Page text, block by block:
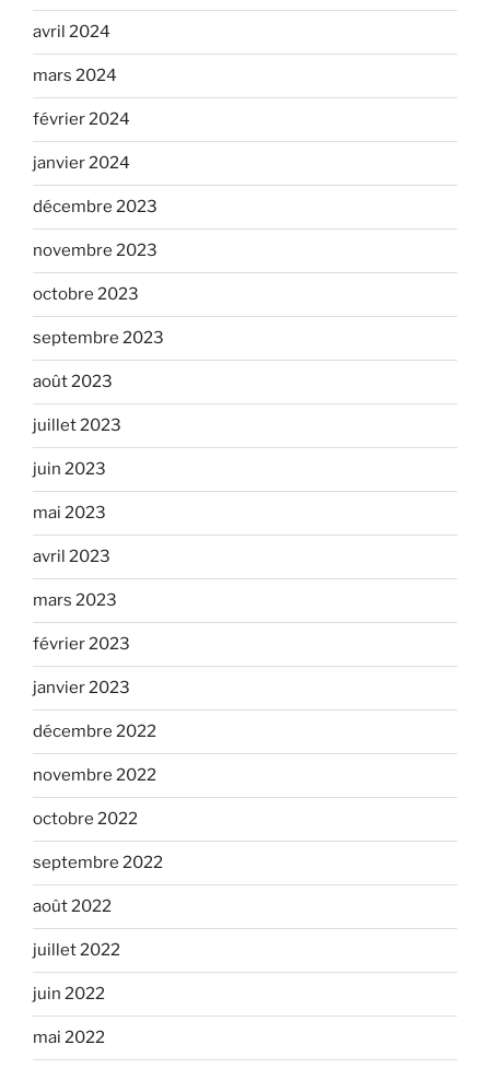
avril 2024
mars 2024
février 2024
janvier 2024
décembre 2023
novembre 2023
octobre 2023
septembre 2023
août 2023
juillet 2023
juin 2023
mai 2023
avril 2023
mars 2023
février 2023
janvier 2023
décembre 2022
novembre 2022
octobre 2022
septembre 2022
août 2022
juillet 2022
juin 2022
mai 2022